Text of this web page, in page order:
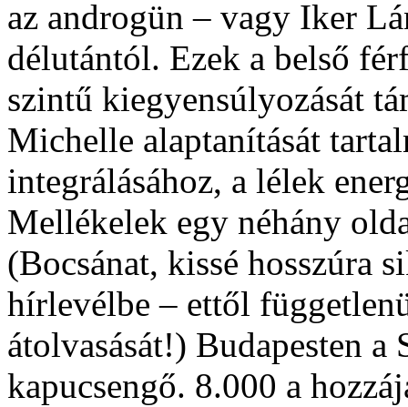
az androgün – vagy Iker
délutántól. Ezek a belső
szintű kiegyensúlyozását
Michelle alaptanítását
integrálásához, a lélek
Mellékelek egy néhány
(Bocsánat, kissé hosszúra
hírlevélbe – ettől
átolvasását!) Budapesten
kapucsengő. 8.000 a